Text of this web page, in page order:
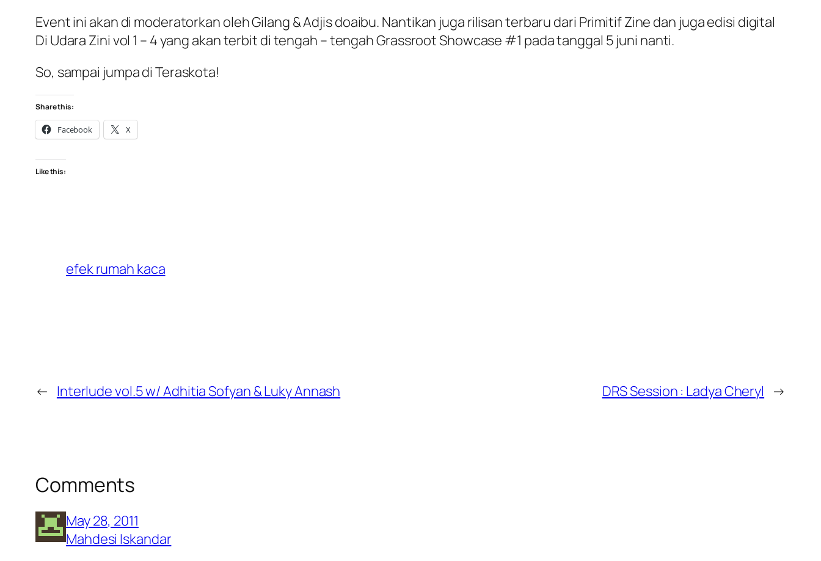
Event ini akan di moderatorkan oleh Gilang & Adjis doaibu. Nantikan juga rilisan terbaru dari Primitif Zine dan juga edisi digital
Di Udara Zini vol 1 – 4 yang akan terbit di tengah – tengah Grassroot Showcase #1 pada tanggal 5 juni nanti.
So, sampai jumpa di Teraskota!
Share this:
Facebook X
Like this:
efek rumah kaca
← Interlude vol.5 w/ Adhitia Sofyan & Luky Annash DRS Session : Ladya Cheryl →
Comments
May 28, 2011
Mahdesi Iskandar